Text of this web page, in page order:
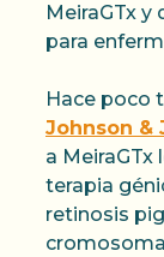
MeiraGTx y
para
Hace poco
Johnson &
a MeiraGTx
terapia
retinosis